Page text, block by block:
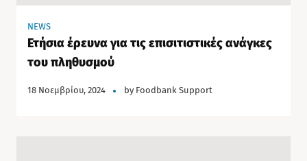
NEWS
Ετήσια έρευνα για τις επισιτιστικές ανάγκες
του πληθυσμού
18 Νοεμβρίου, 2024 by Foodbank Support